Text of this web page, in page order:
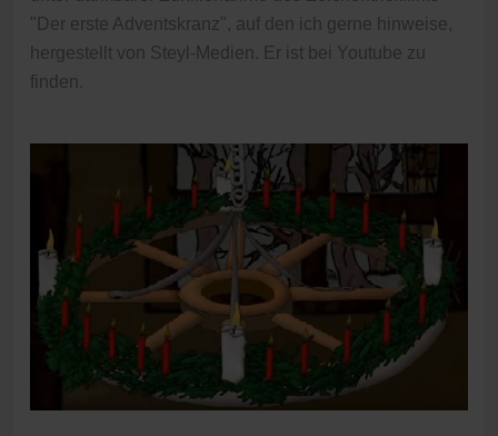
"Der erste Adventskranz", auf den ich gerne hinweise,
hergestellt von Steyl-Medien. Er ist bei Youtube zu
finden.